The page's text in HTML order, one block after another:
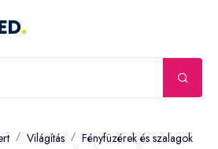
.
Világítás
Fényfüzérek és szalagok